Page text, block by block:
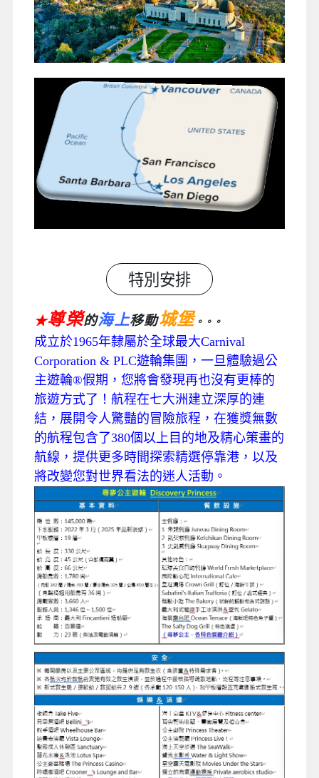
特別安排
★尊榮的海上移動城堡。。。
成立於1965年隸屬於全球最大Carnival
Corporation & PLC遊輪集團，一旦體驗過公
主遊輪®假期，您將會發現再也沒有更棒的
旅遊方式了！航程在七大洲建立深厚的連
結，展開令人驚豔的冒險旅程，在獲獎無數
的航程包含了380個以上目的地及精心策畫的
航線，提供更多時間探索精選停靠港，以及
將改變您對世界看法的迷人活動。